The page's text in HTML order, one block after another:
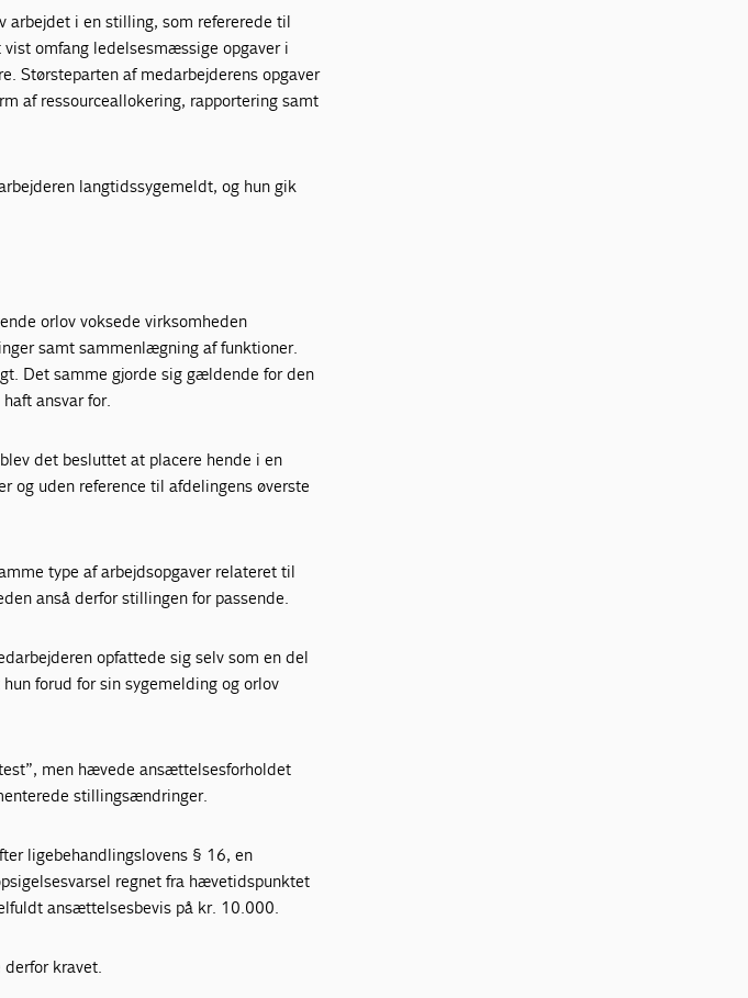
arbejdet i en stilling, som refererede til
omfang ledelsesmæssige opgaver i
Størsteparten af medarbejderens opgaver
af ressourceallokering, rapportering samt
langtidssygemeldt, og hun gik
orlov voksede virksomheden
samt sammenlægning af funktioner.
Det samme gjorde sig gældende for den
ansvar for.
det besluttet at placere hende i en
og uden reference til afdelingens øverste
type af arbejdsopgaver relateret til
anså derfor stillingen for passende.
opfattede sig selv som en del
forud for sin sygemelding og orlov
men hævede ansættelsesforholdet
stillingsændringer.
ligebehandlingslovens § 16, en
regnet fra hævetidspunktet
ansættelsesbevis på kr. 10.000.
kravet.